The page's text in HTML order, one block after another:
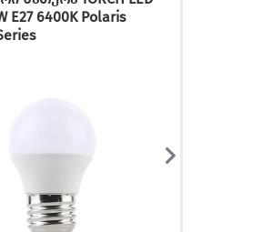
E27 6400K Polaris